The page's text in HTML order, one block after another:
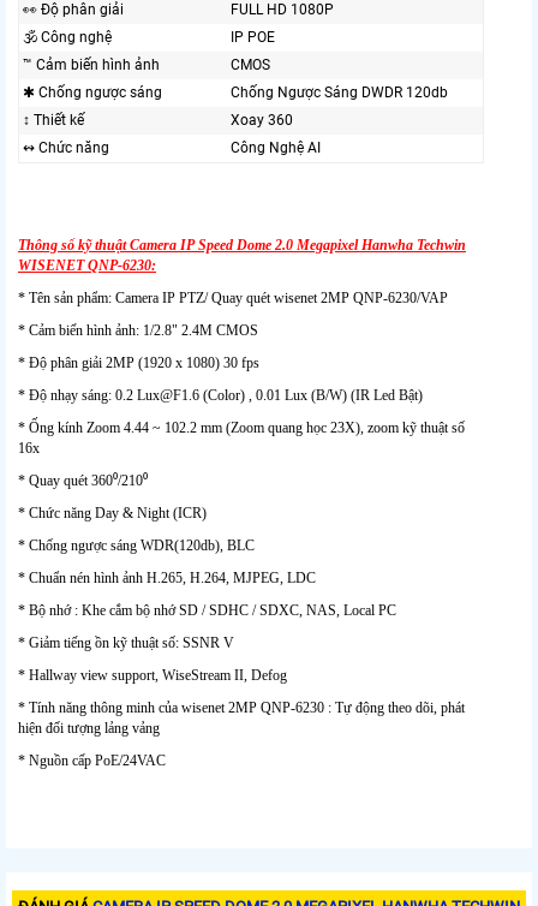
️👀 Độ phân giải
FULL HD 1080P
🕉️ Công nghệ
IP POE
™️ Cảm biến hình ảnh
CMOS
✱ Chống ngược sáng
Chống Ngược Sáng DWDR 120db
↕️ Thiết kế
Xoay 360
↭ Chức năng
Công Nghệ AI
Thông số kỹ thuật Camera IP Speed Dome 2.0 Megapixel Hanwha Techwin
WISENET QNP-6230:
* Tên sản phẩm: Camera IP PTZ/ Quay quét wisenet 2MP QNP-6230/VAP
* Cảm biến hình ảnh: 1/2.8" 2.4M CMOS
* Độ phân giải 2MP (1920 x 1080) 30 fps
* Độ nhạy sáng: 0.2 Lux@F1.6 (Color) , 0.01 Lux (B/W) (IR Led Bật)
* Ống kính Zoom 4.44 ~ 102.2 mm (Zoom quang học 23X), zoom kỹ thuật số
16x
* Quay quét 360⁰/210⁰
* Chức năng Day & Night (ICR)
* Chống ngược sáng WDR(120db), BLC
* Chuẩn nén hình ảnh H.265, H.264, MJPEG, LDC
* Bộ nhớ : Khe cắm bộ nhớ SD / SDHC / SDXC, NAS, Local PC
* Giảm tiếng ồn kỹ thuật số: SSNR V
* Hallway view support, WiseStream II, Defog
* Tính năng thông minh của wisenet 2MP QNP-6230 : Tự động theo dõi, phát
hiện đối tượng lảng vảng
* Nguồn cấp PoE/24VAC